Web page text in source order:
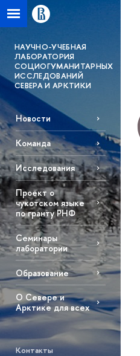
НАУЧНО-УЧЕБНАЯ
ЛАБОРАТОРИЯ
СОЦИОГУМАНИТАРНЫХ
ИССЛЕДОВАНИЙ
СЕВЕРА И АРКТИКИ
Новости
Команда
Исследования
Проект о
чукотском языке
по гранту РНФ
Семинары
лаборатории
Образование
О Севере и
Арктике для всех
Контакты